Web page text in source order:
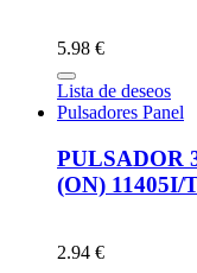
5.98 €
Lista de deseos
Pulsadores Panel
PULSADOR
(ON) 11405I/
2.94 €